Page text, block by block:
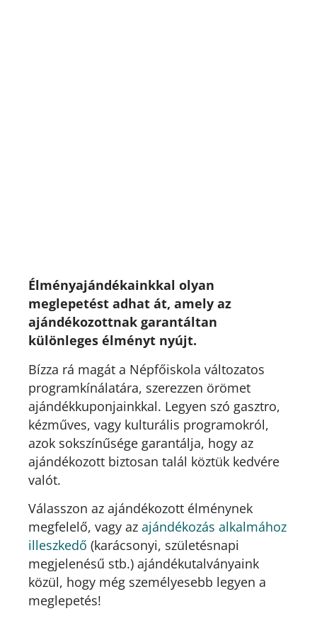
Élményajándékainkkal olyan
meglepetést adhat át, amely az
ajándékozottnak garantáltan
különleges élményt nyújt.
Bízza rá magát a Népfőiskola változatos
programkínálatára, szerezzen örömet
ajándékkuponjainkkal. Legyen szó gasztro,
kézműves, vagy kulturális programokról,
azok sokszínűsége garantálja, hogy az
ajándékozott biztosan talál köztük kedvére
valót.
Válasszon az ajándékozott élménynek
megfelelő, vagy az ajándékozás alkalmához
illeszkedő (karácsonyi, születésnapi
megjelenésű stb.) ajándékutalványaink
közül, hogy még személyesebb legyen a
meglepetés!